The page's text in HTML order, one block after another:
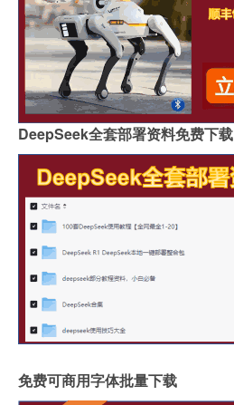
DeepSeek全套部署资料免费下载
免费可商用字体批量下载